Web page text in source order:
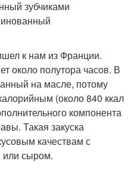
к нам из Франции.
около полутора часов. В
на масле, потому
(около 840 ккал
компонента
Такая закуска
качествам с
сыром.